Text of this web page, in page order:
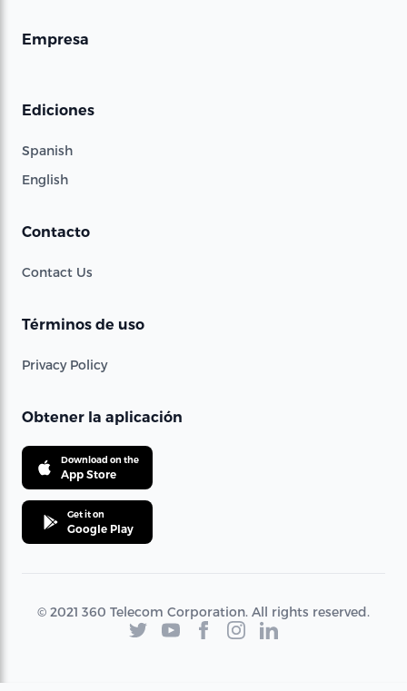
Empresa
Ediciones
Spanish
English
Contacto
Contact Us
Términos de uso
Privacy Policy
Obtener la aplicación
Download on the
App Store
Get it on
Google Play
© 2021 360 Telecom Corporation. All rights reserved.